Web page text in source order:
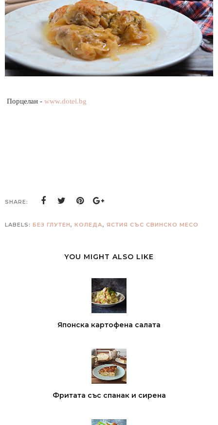
Порцелан - www.dotel.bg
SHARE:
LABELS: БЕЗ ГЛУТЕН, КОЛЕДА, ЯСТИЯ СЪС СВИНСКО МЕСО
YOU MIGHT ALSO LIKE
Японска картофена салата
Фритата със спанак и сирена